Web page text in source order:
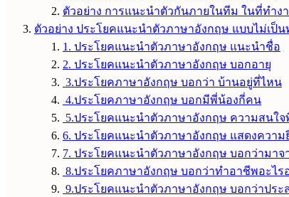
ตัวอย่าง การแนะนำตัวกันภายในทีม ในที่ทำง
ตัวอย่าง ประโยคแนะนำตัวภาษาอังกฤษ แบบไม่เป็น
1. ประโยคแนะนำตัวภาษาอังกฤษ แนะนำชื่อ
2. ประโยคแนะนำตัวภาษาอังกฤษ บอกอายุ
3.ประโยคภาษาอังกฤษ บอกว่า บ้านอยู่ที่ไหน
4.ประโยคภาษาอังกฤษ บอกมีพี่น้องกี่คน
5.ประโยคแนะนำตัวภาษาอังกฤษ ความสนใจ
6. ประโยคแนะนำตัวภาษาอังกฤษ แสดงความ
7. ประโยคแนะนำตัวภาษาอังกฤษ บอกว่ามาจ
8.ประโยคภาษาอังกฤษ บอกว่าทำอาชีพอะไร
9.ประโยคแนะนำตัวภาษาอังกฤษ บอกว่าปร